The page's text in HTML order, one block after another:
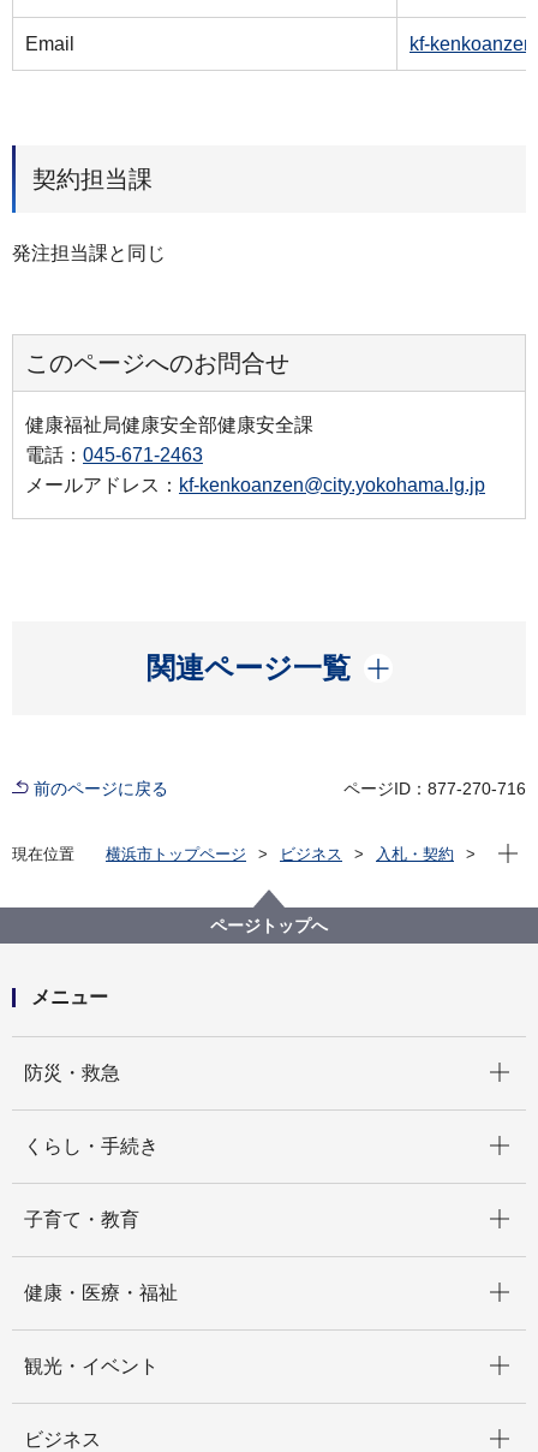
Email kf-
契約担当課
発注担当課と同じ
このページへのお問合せ
健康福祉局健康安全部健康安全課
電話： 045-671-2463
メールアドレス： kf-kenkoanzen@city.yokohama.lg.jp
関連ページ一覧
開く
前のページに戻る ページID：877-270-716
現在位置 横浜市トップページ ビジネス
入札・契約
【※終了しました】新型コロナウイルス感染症療養証
明書申請書入力等業務委託（その５）
現在
ページトップへ
メニュー
防災・救急
くらし・手続き
子育て・教育
健康・医療・福祉
観光・イベント
ビジネス